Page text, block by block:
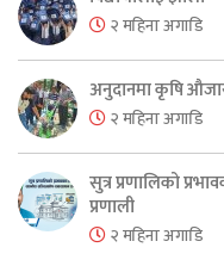
२ महिना अगाडि
अनुदानमा कृषि
२ महिना अगाडि
सुत्र प्रणालिको
प्रणाली
२ महिना अगाडि